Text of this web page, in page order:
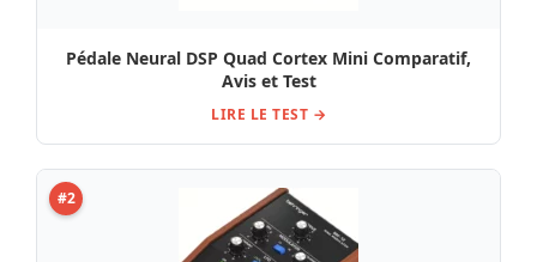
Pédale Neural DSP Quad Cortex Mini Comparatif,
Avis et Test
LIRE LE TEST →
#2